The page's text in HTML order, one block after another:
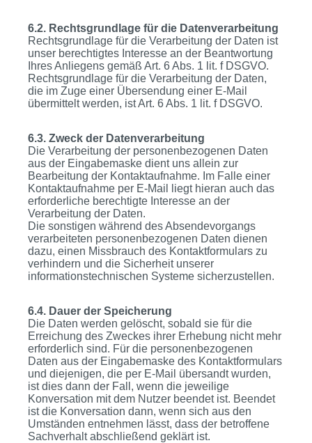
6.2. Rechtsgrundlage für die Datenverarbeitung
Rechtsgrundlage für die Verarbeitung der Daten ist
unser berechtigtes Interesse an der Beantwortung
Ihres Anliegens gemäß Art. 6 Abs. 1 lit. f DSGVO.
Rechtsgrundlage für die Verarbeitung der Daten,
die im Zuge einer Übersendung einer E-Mail
übermittelt werden, ist Art. 6 Abs. 1 lit. f DSGVO.
6.3. Zweck der Datenverarbeitung
Die Verarbeitung der personenbezogenen Daten
aus der Eingabemaske dient uns allein zur
Bearbeitung der Kontaktaufnahme. Im Falle einer
Kontaktaufnahme per E-Mail liegt hieran auch das
erforderliche berechtigte Interesse an der
Verarbeitung der Daten.
Die sonstigen während des Absendevorgangs
verarbeiteten personenbezogenen Daten dienen
dazu, einen Missbrauch des Kontaktformulars zu
verhindern und die Sicherheit unserer
informationstechnischen Systeme sicherzustellen.
6.4. Dauer der Speicherung
Die Daten werden gelöscht, sobald sie für die
Erreichung des Zweckes ihrer Erhebung nicht mehr
erforderlich sind. Für die personenbezogenen
Daten aus der Eingabemaske des Kontaktformulars
und diejenigen, die per E-Mail übersandt wurden,
ist dies dann der Fall, wenn die jeweilige
Konversation mit dem Nutzer beendet ist. Beendet
ist die Konversation dann, wenn sich aus den
Umständen entnehmen lässt, dass der betroffene
Sachverhalt abschließend geklärt ist.